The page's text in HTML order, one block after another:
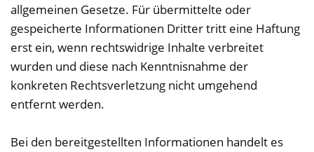
allgemeinen Gesetze. Für übermittelte oder
gespeicherte Informationen Dritter tritt eine Haftung
erst ein, wenn rechtswidrige Inhalte verbreitet
wurden und diese nach Kenntnisnahme der
konkreten Rechtsverletzung nicht umgehend
entfernt werden.
Bei den bereitgestellten Informationen handelt es